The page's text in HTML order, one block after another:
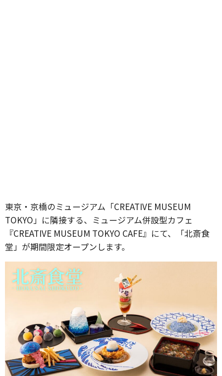
東京・京橋のミュージアム「CREATIVE MUSEUM
TOKYO」に隣接する、ミュージアム併設型カフェ
『CREATIVE MUSEUM TOKYO CAFE』にて、「北斎食
堂」が期間限定オープンします。